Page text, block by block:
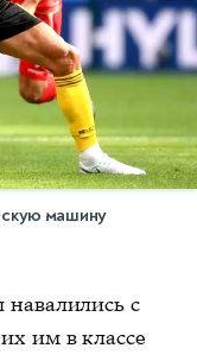
машину
с
им в классе